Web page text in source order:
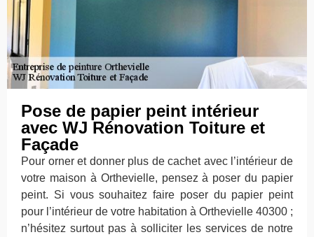
Pose de papier peint intérieur
avec WJ Rénovation Toiture et
Façade
Pour orner et donner plus de cachet avec l’intérieur de
votre maison à Orthevielle, pensez à poser du papier
peint. Si vous souhaitez faire poser du papier peint
pour l’intérieur de votre habitation à Orthevielle 40300 ;
n’hésitez surtout pas à solliciter les services de notre